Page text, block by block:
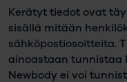
Kerätyt tiedot ovat
sisällä mitään
sähköpostiosoitteita.
ainoastaan tunnistaa
Newbody ei voi